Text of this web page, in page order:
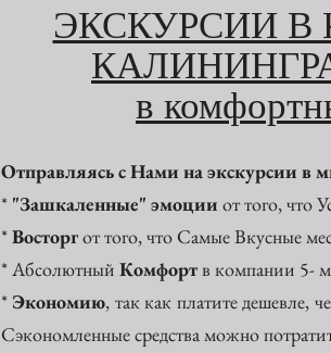
ЭКСКУРСИИ В
в
Отправляясь с Нами на экскурсии в
* "Зашкаленные" эмоции от того, что
*Восторгот того, что Самые Вкусные
* Абсолютный Комфортв компании 5-
* Экономию, так как платите дешевле,
Сэкономленные средства можно